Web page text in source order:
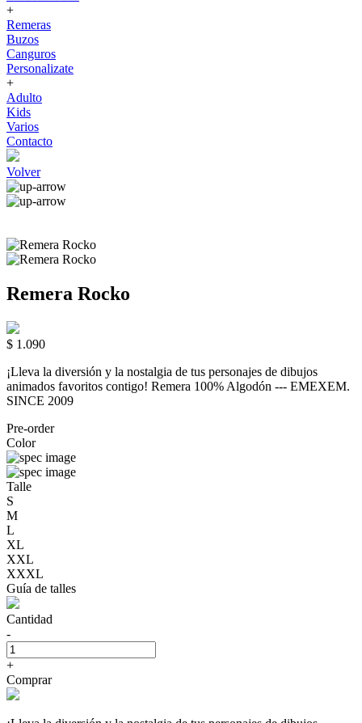
+
Remeras
Buzos
Canguros
Personalizate
+
Adulto
Kids
Varios
Contacto
Volver
Remera Rocko
$ 1.090
¡Lleva la diversión y la nostalgia de tus personajes de dibujos
animados favoritos contigo! Remera 100% Algodón --- EMEXEM.
SINCE 2009
Pre-order
Color
Talle
S
M
L
XL
XXL
XXXL
Guía de talles
Cantidad
-
+
Comprar